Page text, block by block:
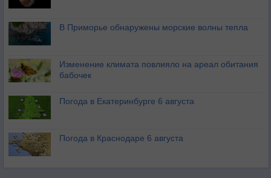
В Приморье обнаружены морские волны тепла
Изменение климата повлияло на ареал обитания
бабочек
Погода в Екатеринбурге 6 августа
Погода в Краснодаре 6 августа